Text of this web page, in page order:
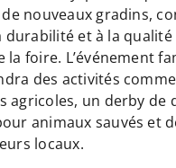
nouveaux gradins,
durabilité et à la qualité
la foire. L’événement
des activités
agricoles, un derby de
animaux sauvés et
locaux.